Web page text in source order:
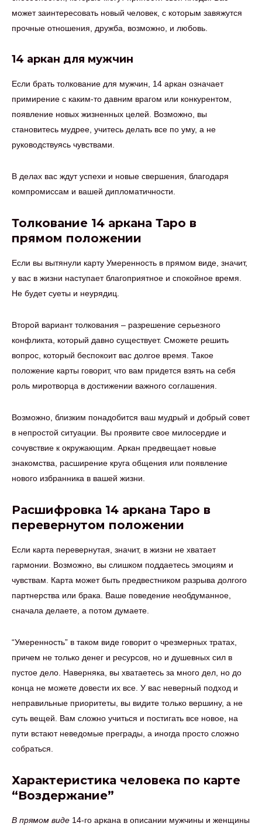
может заинтересовать новый человек, с которым завяжутся
прочные отношения, дружба, возможно, и любовь.
14 аркан для мужчин
Если брать толкование для мужчин, 14 аркан означает
примирение с каким-то давним врагом или конкурентом,
появление новых жизненных целей. Возможно, вы
становитесь мудрее, учитесь делать все по уму, а не
руководствуясь чувствами.
В делах вас ждут успехи и новые свершения, благодаря
компромиссам и вашей дипломатичности.
Толкование 14 аркана Таро в
прямом положении
Если вы вытянули карту Умеренность в прямом виде, значит,
у вас в жизни наступает благоприятное и спокойное время.
Не будет суеты и неурядиц.
Второй вариант толкования – разрешение серьезного
конфликта, который давно существует. Сможете решить
вопрос, который беспокоит вас долгое время. Такое
положение карты говорит, что вам придется взять на себя
роль миротворца в достижении важного соглашения.
Возможно, близким понадобится ваш мудрый и добрый совет
в непростой ситуации. Вы проявите свое милосердие и
сочувствие к окружающим. Аркан предвещает новые
знакомства, расширение круга общения или появление
нового избранника в вашей жизни.
Расшифровка 14 аркана Таро в
перевернутом положении
Если карта перевернутая, значит, в жизни не хватает
гармонии. Возможно, вы слишком поддаетесь эмоциям и
чувствам. Карта может быть предвестником разрыва долгого
партнерства или брака. Ваше поведение необдуманное,
сначала делаете, а потом думаете.
“Умеренность” в таком виде говорит о чрезмерных тратах,
причем не только денег и ресурсов, но и душевных сил в
пустое дело. Наверняка, вы хватаетесь за много дел, но до
конца не можете довести их все. У вас неверный подход и
неправильные приоритеты, вы видите только вершину, а не
суть вещей. Вам сложно учиться и постигать все новое, на
пути встают неведомые преграды, а иногда просто сложно
собраться.
Характеристика человека по карте
“Воздержание”
В прямом виде 14-го аркана в описании мужчины и женщины